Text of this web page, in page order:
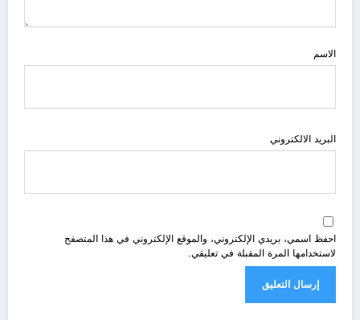
الاسم
البريد الالكتروني
احفظ اسمي، بريدي الإلكتروني، والموقع الإلكتروني في هذا المتصفح
لاستخدامها المرة المقبلة في تعليقي.